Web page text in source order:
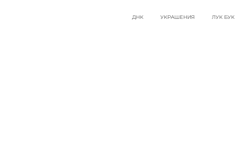
ДНК УКРАШЕНИЯ ЛУК БУК